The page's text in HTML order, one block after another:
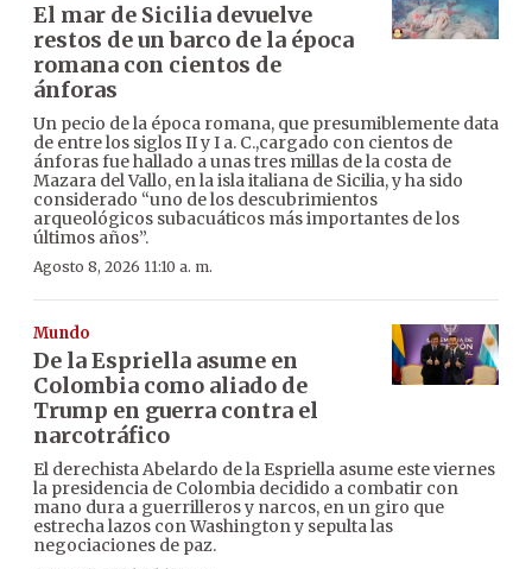
El mar de Sicilia devuelve
restos de un barco de la época
romana con cientos de
ánforas
Un pecio de la época romana, que presumiblemente data
de entre los siglos II y I a. C.,cargado con cientos de
ánforas fue hallado a unas tres millas de la costa de
Mazara del Vallo, en la isla italiana de Sicilia, y ha sido
considerado “uno de los descubrimientos
arqueológicos subacuáticos más importantes de los
últimos años”.
Agosto 8, 2026 11:10 a. m.
Mundo
De la Espriella asume en
Colombia como aliado de
Trump en guerra contra el
narcotráfico
El derechista Abelardo de la Espriella asume este viernes
la presidencia de Colombia decidido a combatir con
mano dura a guerrilleros y narcos, en un giro que
estrecha lazos con Washington y sepulta las
negociaciones de paz.